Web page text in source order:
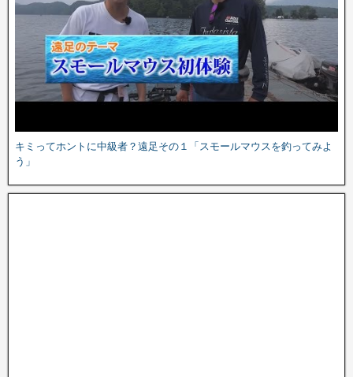
キミってホントに中級者？遠足その１「スモールマウスを釣ってみよ
う」